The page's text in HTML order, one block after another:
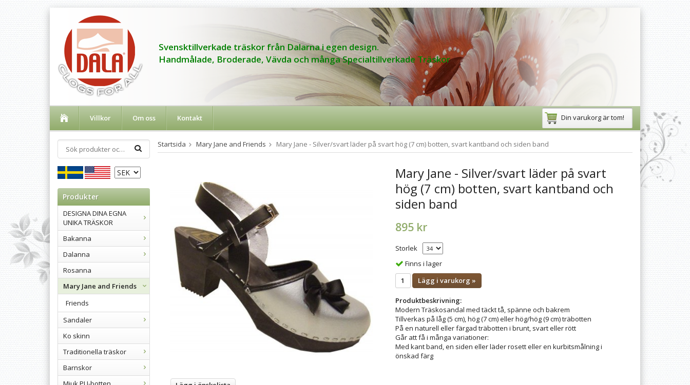
Svensktillverkade träskor från Dalarna i egen design.
Handmålade, Broderade, Vävda och många Specialtillverkade Träskor
Villkor Om oss Kontakt Din varukorg är tom!
Produkter
DESIGNA DINA EGNA
UNIKA TRÄSKOR
Bakanna
Dalanna
Rosanna
Mary Jane and Friends
Friends
Sandaler
Ko skinn
Traditionella träskor
Barnskor
Startsida Mary Jane and Friends Mary Jane - Silver/svart läder på svart hög (7 cm) botten, svart kantband och siden band
Mary Jane - Silver/svart läder på svart
hög (7 cm) botten, svart kantband och
siden band
895 kr
Storlek
Finns i lager
Lägg i varukorg »
Produktbeskrivning:
Modern Träskosandal med täckt tå, spänne och bakrem
Tillverkas på låg (5 cm), hög (7 cm) eller hög/hög (9 cm) träbotten
På en naturell eller färgad träbotten i brunt, svart eller rött
Går att få i många variationer:
Med kant band, en siden eller läder rosett eller en kurbitsmålning i
önskad färg